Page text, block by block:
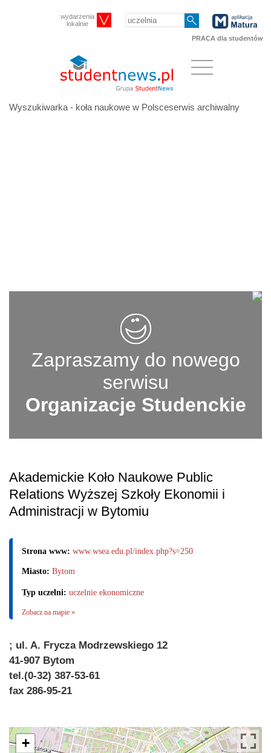
wydarzenia
lokalnie
PRACA dla studentów
Wyszukiwarka - koła naukowe w Polsceserwis archiwalny
Zapraszamy do nowego
serwisu
Organizacje Studenckie
Akademickie Koło Naukowe Public
Relations Wyższej Szkoły Ekonomii i
Administracji w Bytomiu
Strona www: www.wsea.edu.pl/index.php?s=250
Miasto: Bytom
Typ uczelni: uczelnie ekonomiczne
Zobacz na mapie »
; ul. A. Frycza Modrzewskiego 12
41-907 Bytom
tel.(0-32) 387-53-61
fax 286-95-21
+